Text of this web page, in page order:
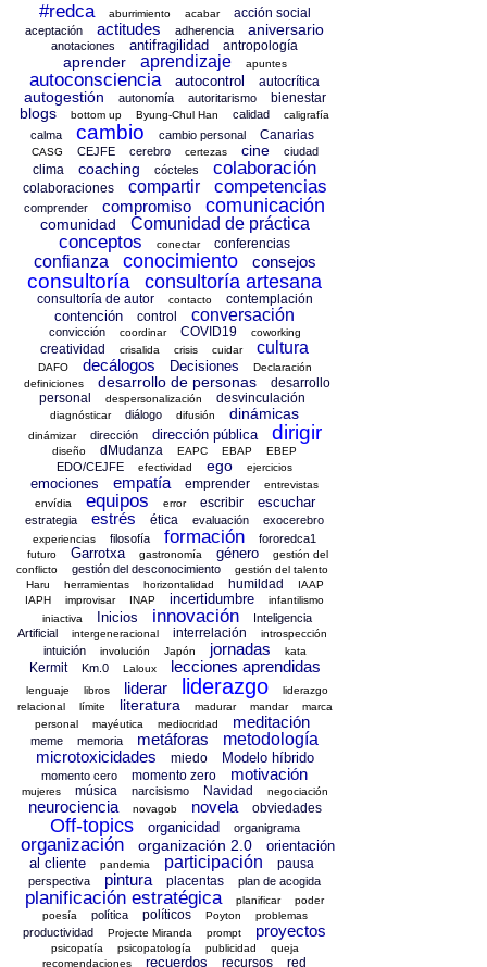
#redca aburrimiento acabar acción social
aceptación actitudes adherencia aniversario
anotaciones antifragilidad antropología
aprender aprendizaje apuntes
autoconsciencia autocontrol autocrítica
autogestión autonomía autoritarismo bienestar
blogs bottom up Byung-Chul Han calidad caligrafía
calma cambio cambio personal Canarias
CASG CEJFE cerebro certezas cine ciudad
clima coaching cócteles colaboración
colaboraciones compartir competencias
comprender compromiso comunicación
comunidad Comunidad de práctica
conceptos conectar conferencias
confianza conocimiento consejos
consultoría consultoría artesana
consultoría de autor contacto contemplación
contención control conversación
convicción coordinar COVID19 coworking
creatividad crisalida crisis cuidar cultura
DAFO decálogos Decisiones
Declaración
definiciones
desarrollo de personas
desarrollo
personal
despersonalización desvinculación
diagnósticar diálogo difusión dinámicas
dinámizar dirección dirección pública dirigir
diseño dMudanza EAPC EBAP EBEP
EDO/CEJFE efectividad ego ejercicios
emociones empatía emprender
entrevistas
envídia
equipos error escribir escuchar
estrategia estrés ética evaluación exocerebro
experiencias filosofía formación fororedca1
futuro Garrotxa gastronomía género
gestión del
conflicto
gestión del desconocimiento
gestión del talento
Haru
herramientas horizontalidad humildad
IAAP
IAPH
improvisar INAP incertidumbre
infantilismo
iniactiva
Inicios innovación
Inteligencia
Artificial
intergeneracional interrelación introspección
intuición involución Japón jornadas kata
Kermit Km.0 Laloux lecciones aprendidas
lenguaje libros liderar liderazgo
liderazgo
relacional
límite literatura madurar mandar
marca
personal
mayéutica mediocridad meditación
meme memoria metáforas
metodología
microtoxicidades
miedo Modelo híbrido
momento cero momento zero motivación
mujeres música narcisismo Navidad negociación
neurociencia novagob novela obviedades
Off-topics organicidad organigrama
organización organización 2.0
orientación
al cliente
pandemia participación pausa
perspectiva pintura placentas plan de acogida
planificación estratégica planificar
poder
poesía
política políticos Poyton problemas
productividad Projecte Miranda prompt proyectos
psicopatía psicopatología publicidad
queja
recomendaciones
recuerdos recursos red